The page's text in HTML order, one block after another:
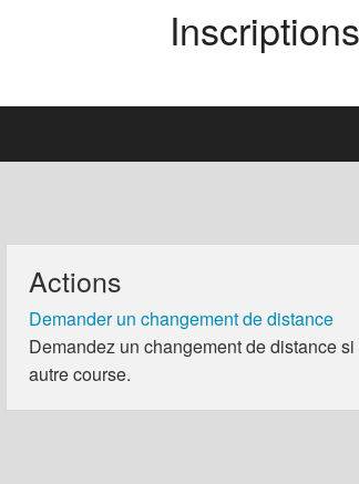
Inscriptions
Actions
Demander un changement de distance
Demandez un changement de distance
autre course.